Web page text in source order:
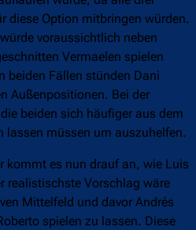
diese Option mitbringen würden.
voraussichtlich neben
Vermaelen spielen
beiden Fällen stünden Dani
Außenpositionen. Bei der
beiden sich häufiger aus dem
müssen um auszuhelfen.
kommt es nun drauf an, wie Luis
realistischste Vorschlag wäre
Mittelfeld und davor Andrés
spielen zu lassen. Diese